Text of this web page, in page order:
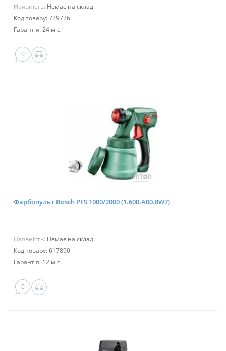
Наявність: Немає на складі
Код товару: 729726
Гарантія: 24 міс.
0
Фарбопульт Bosch PFS 1000/2000 (1.600.A00.8W7)
Наявність: Немає на складі
Код товару: 617890
Гарантія: 12 міс.
0